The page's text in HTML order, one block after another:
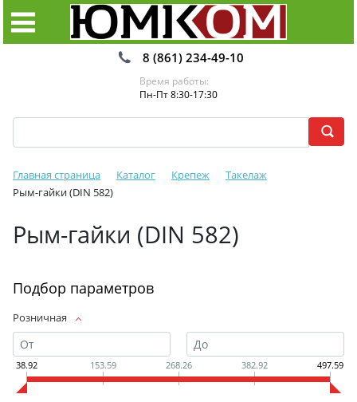
8 (861) 234-49-10
Время работы:
Пн-Пт 8:30-17:30
Главная страница Каталог Крепеж
Такелаж
Рым-гайки (DIN 582)
Рым-гайки (DIN 582)
Подбор параметров
Розничная
38.92 153.59 268.26 382.92 497.59